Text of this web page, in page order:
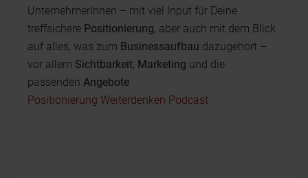
UnternehmerInnen – mit viel Input für Deine
treffsichere Positionierung , aber auch mit dem Blick
auf alles, was zum Businessaufbau dazugehört –
vor allem Sichtbarkeit Marketing und die
passenden Angebote
Positionierung Weiterdenken Podcast